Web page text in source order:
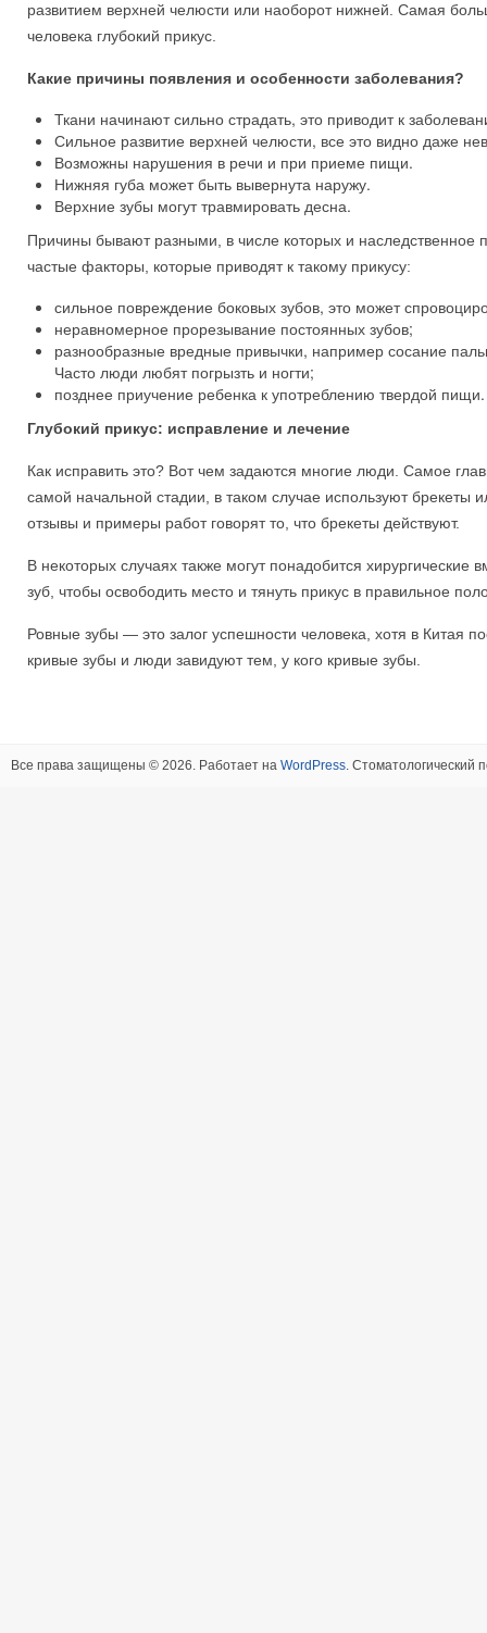
развитием верхней челюсти или наоборот нижней. Самая
человека глубокий прикус.
Какие причины появления и особенности заболевания?
Ткани начинают сильно страдать, это приводит к
Сильное развитие верхней челюсти, все это видно даже
Возможны нарушения в речи и при приеме пищи.
Нижняя губа может быть вывернута наружу.
Верхние зубы могут травмировать десна.
Причины бывают разными, в числе которых и
частые факторы, которые приводят к такому прикусу:
сильное повреждение боковых зубов, это может
неравномерное прорезывание постоянных зубов;
разнообразные вредные привычки, например сосание
Часто люди любят погрызть и ногти;
позднее приучение ребенка к употреблению твердой пищи.
Глубокий прикус: исправление и лечение
Как исправить это? Вот чем задаются многие люди. Самое
самой начальной стадии, в таком случае используют брекеты
отзывы и примеры работ говорят то, что брекеты действуют.
В некоторых случаях также могут понадобится хирургические
зуб, чтобы освободить место и тянуть прикус в правильное
Ровные зубы — это залог успешности человека, хотя в Китая
кривые зубы и люди завидуют тем, у кого кривые зубы.
Все права защищены © 2026. Работает на WordPress. Стоматологический